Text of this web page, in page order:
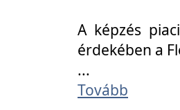
A képzés
érdekében a
...
Tovább